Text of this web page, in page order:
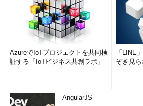
AzureでIoTプロジェクトを共同検
証する「IoTビジネス共創ラボ」
「LINE
ぞき見
AngularJS